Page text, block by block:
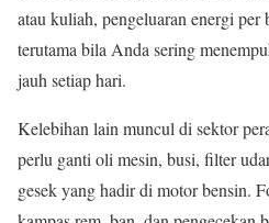
atau kuliah, pengeluaran energi
terutama bila Anda sering
jauh setiap hari.
Kelebihan lain muncul di sektor
perlu ganti oli mesin, busi, filter
gesek yang hadir di motor bensin.